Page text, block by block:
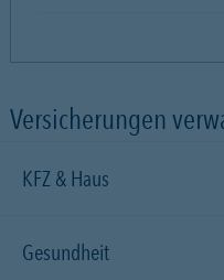
Versicherungen
KFZ & Haus
Gesundheit